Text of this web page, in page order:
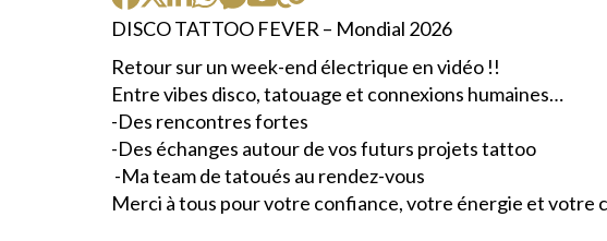
DISCO TATTOO FEVER – Mondial 2026
Retour sur un week-end électrique en vidéo !!
Entre vibes disco, tatouage et connexions humaines…
-Des rencontres fortes
-Des échanges autour de vos futurs projets tattoo
-Ma team de tatoués au rendez-vous
Merci à tous pour votre confiance, votre énergie et votre